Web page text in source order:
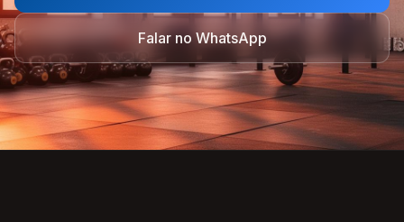
Falar no WhatsApp